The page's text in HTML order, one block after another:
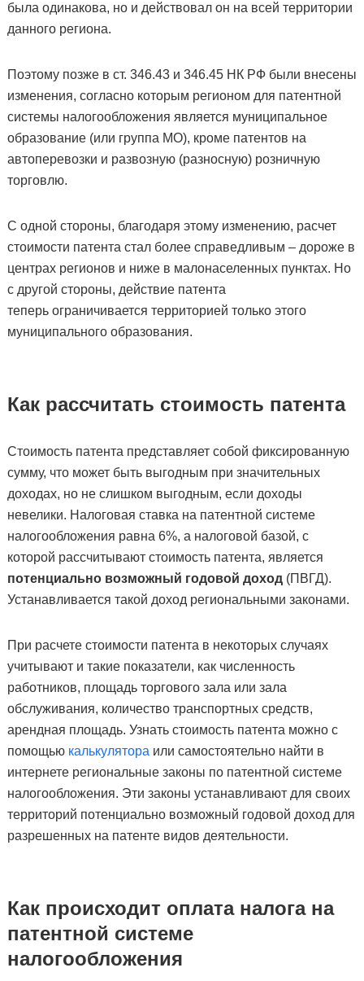
была одинакова, но и действовал он на всей территории
данного региона.
Поэтому позже в ст. 346.43 и 346.45 НК РФ были внесены
изменения, согласно которым регионом для патентной
системы налогообложения является муниципальное
образование (или группа МО), кроме патентов на
автоперевозки и развозную (разносную) розничную
торговлю.
С одной стороны, благодаря этому изменению, расчет
стоимости патента стал более справедливым – дороже в
центрах регионов и ниже в малонаселенных пунктах. Но
с другой стороны, действие патента
теперь ограничивается территорией только этого
муниципального образования.
Как рассчитать стоимость патента
Стоимость патента представляет собой фиксированную
сумму, что может быть выгодным при значительных
доходах, но не слишком выгодным, если доходы
невелики. Налоговая ставка на патентной системе
налогообложения равна 6%, а налоговой базой, с
которой рассчитывают стоимость патента, является
потенциально возможный годовой доход(ПВГД).
Устанавливается такой доход региональными законами.
При расчете стоимости патента в некоторых случаях
учитывают и такие показатели, как численность
работников, площадь торгового зала или зала
обслуживания, количество транспортных средств,
арендная площадь. Узнать стоимость патента можно с
помощью калькулятора или самостоятельно найти в
интернете региональные законы по патентной системе
налогообложения. Эти законы устанавливают для своих
территорий потенциально возможный годовой доход для
разрешенных на патенте видов деятельности.
Как происходит оплата налога на
патентной системе
налогообложения